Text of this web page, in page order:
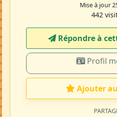
Mise à jour
442
Répondre à
Profil
Ajouter